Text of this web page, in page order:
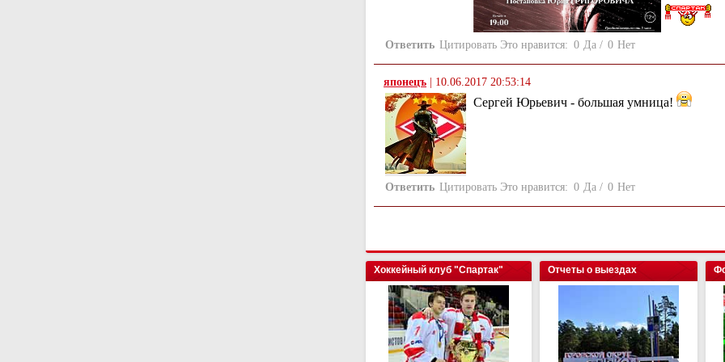
Ответить Цитировать Это нравится: 0 Да / 0 Нет
японецъ | 10.06.2017 20:53:14
Сергей Юрьевич - большая умница!
Ответить Цитировать Это нравится: 0 Да / 0 Нет
Хоккейный клуб "Спартак" Отчеты о выездах